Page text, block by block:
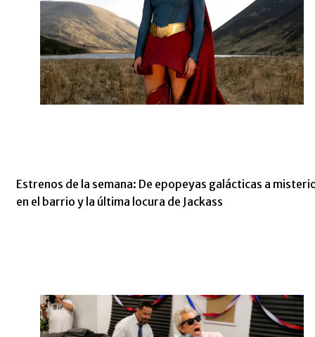
Estrenos de la semana: De epopeyas galácticas a
en el barrio y la última locura de Jackass